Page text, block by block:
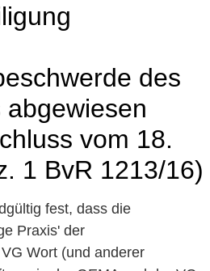
des
abgewiesen
vom 18.
1 BvR 1213/16)
fest, dass die
Praxis' der
Wort (und anderer